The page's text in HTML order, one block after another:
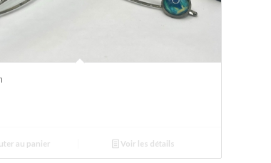
au panier Voir les détails